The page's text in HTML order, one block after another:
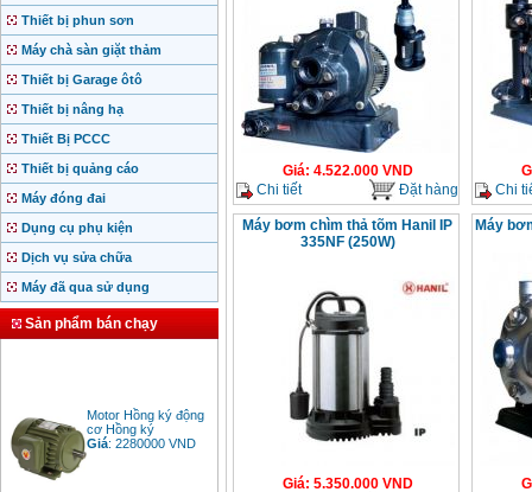
Thiết bị phun sơn
Máy chà sàn giặt thảm
Thiết bị Garage ôtô
Thiết bị nâng hạ
Thiết Bị PCCC
Thiết bị quảng cáo
Máy đóng đai
Dụng cụ phụ kiện
Dịch vụ sửa chữa
Máy đã qua sử dụng
Sản phẩm bán chạy
Motor Hồng ký động
cơ Hồng ký
Giá :2280000
Giá: 4.522.000VND
Chi tiết
Đặt hàng
Chi
Máy bơm chìm thả tõm Hanil IP
335NF (250W)
Giá: 5.350.000VND
Máy